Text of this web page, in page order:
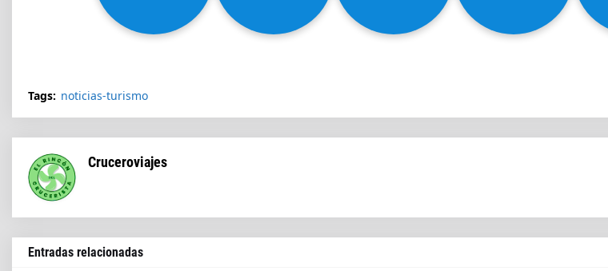
Tags: noticias-turismo
Cruceroviajes
Entradas relacionadas